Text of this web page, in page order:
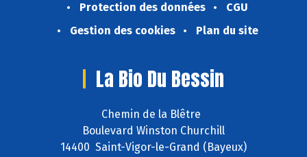
Protection des données
CGU
Gestion des cookies
Plan du site
La Bio Du Bessin
Chemin de la Blêtre
Boulevard Winston Churchill
14400 Saint-Vigor-le-Grand (Bayeux)